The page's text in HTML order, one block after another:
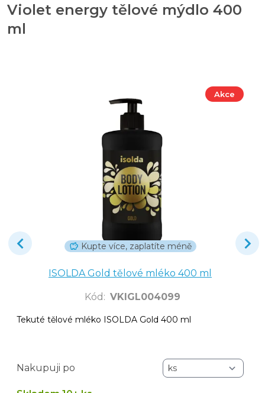
Violet energy tělové mýdlo 400
ml
Akce
Kupte více, zaplatíte méně
ISOLDA Gold tělové mléko 400 ml
Kód : VKIGL004099
Tekuté tělové mléko ISOLDA Gold 400 ml
Nakupuji po